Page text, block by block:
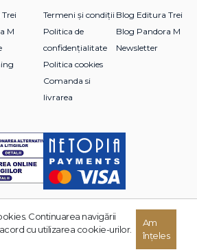
M
Termeni și condiții
Politica de
confidențialitate
Politica cookies
Comanda si
livrarea
Blog Editura Trei
Blog Pandora M
Newsletter
TREI. Toate drepturile rezervate.
Continuarea navigării
cu utilizarea cookie-urilor.
Am
înțeles